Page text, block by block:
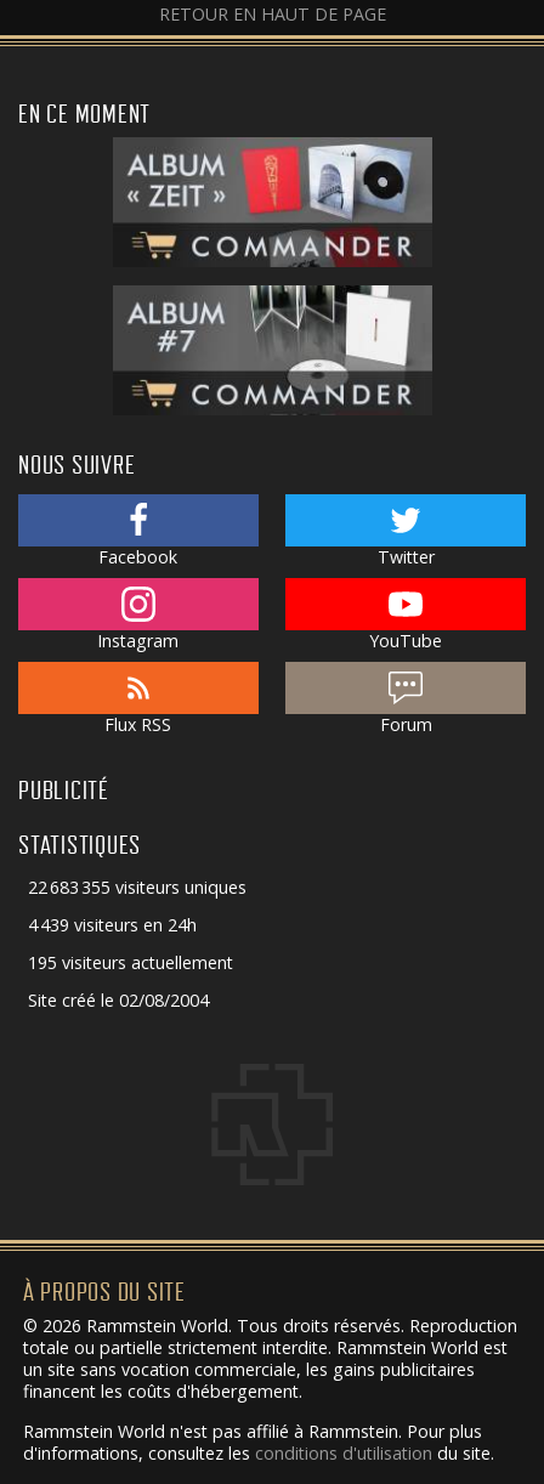
RETOUR EN HAUT DE PAGE
EN CE MOMENT
NOUS SUIVRE
Facebook Twitter
Instagram YouTube
Flux RSS Forum
PUBLICITÉ
STATISTIQUES
22 683 355 visiteurs uniques
4 439 visiteurs en 24h
195 visiteurs actuellement
Site créé le 02/08/2004
À PROPOS DU SITE
© 2026 Rammstein World. Tous droits réservés. Reproduction
totale ou partielle strictement interdite. Rammstein World est
un site sans vocation commerciale, les gains publicitaires
financent les coûts d'hébergement.
Rammstein World n'est pas affilié à Rammstein. Pour plus
d'informations, consultez les conditions d'utilisation du site.